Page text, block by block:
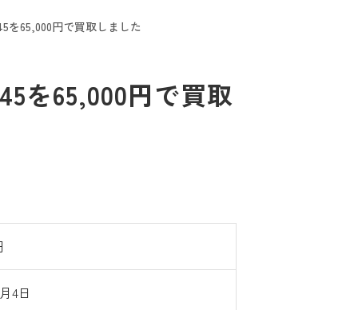
を65,000円で買取しました
を65,000円で買取
4日